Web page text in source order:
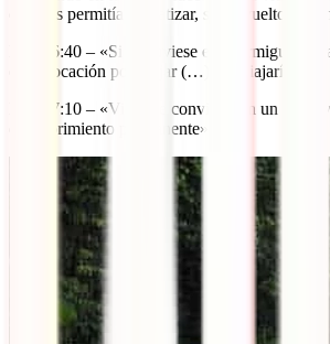
que nos permitía empatizar, se ha vuelto un
Min 46:40 – «Si no tuviese ese hormigueo,
esa evocación por viajar (…), no viajaría».
Min 47:10 – «Viajar te convierte en un niño:
descubrimiento permanente».